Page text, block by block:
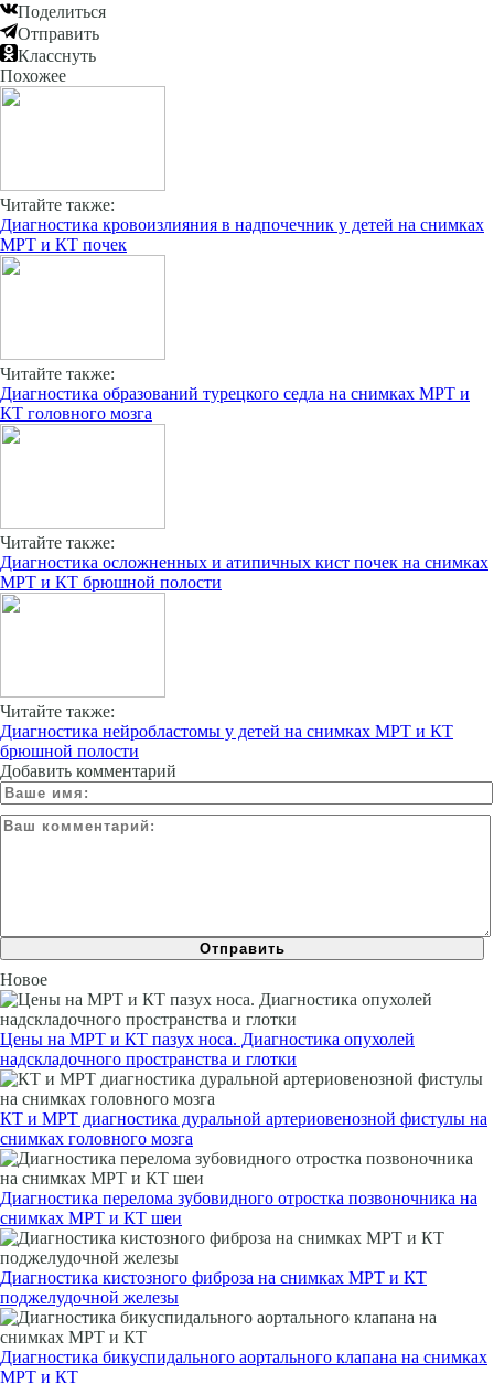
Поделиться
Отправить
Класснуть
Похожее
Читайте также:
Диагностика кровоизлияния в надпочечник у детей на снимках
МРТ и КТ почек
Читайте также:
Диагностика образований турецкого седла на снимках МРТ и
КТ головного мозга
Читайте также:
Диагностика осложненных и атипичных кист почек на снимках
МРТ и КТ брюшной полости
Читайте также:
Диагностика нейробластомы у детей на снимках МРТ и КТ
брюшной полости
Добавить комментарий
Новое
Цены на МРТ и КТ пазух носа. Диагностика опухолей
надскладочного пространства и глотки
КТ и МРТ диагностика дуральной артериовенозной фистулы на
снимках головного мозга
Диагностика перелома зубовидного отростка позвоночника на
снимках МРТ и КТ шеи
Диагностика кистозного фиброза на снимках МРТ и КТ
поджелудочной железы
Диагностика бикуспидального аортального клапана на снимках
МРТ и КТ